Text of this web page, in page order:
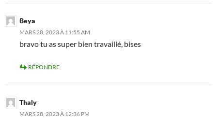
Beya
MARS 28, 2023 À 11:55 AM
bravo tu as super bien travaillé, bises
RÉPONDRE
Thaly
MARS 28, 2023 À 12:36 PM